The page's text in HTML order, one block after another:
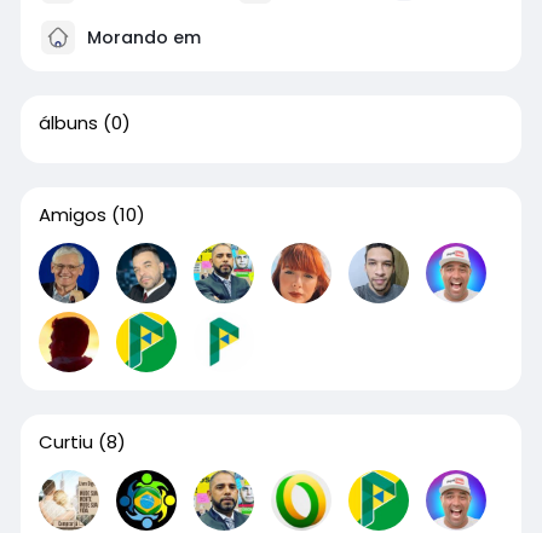
Morando em
álbuns (0)
Amigos (10)
Curtiu (8)